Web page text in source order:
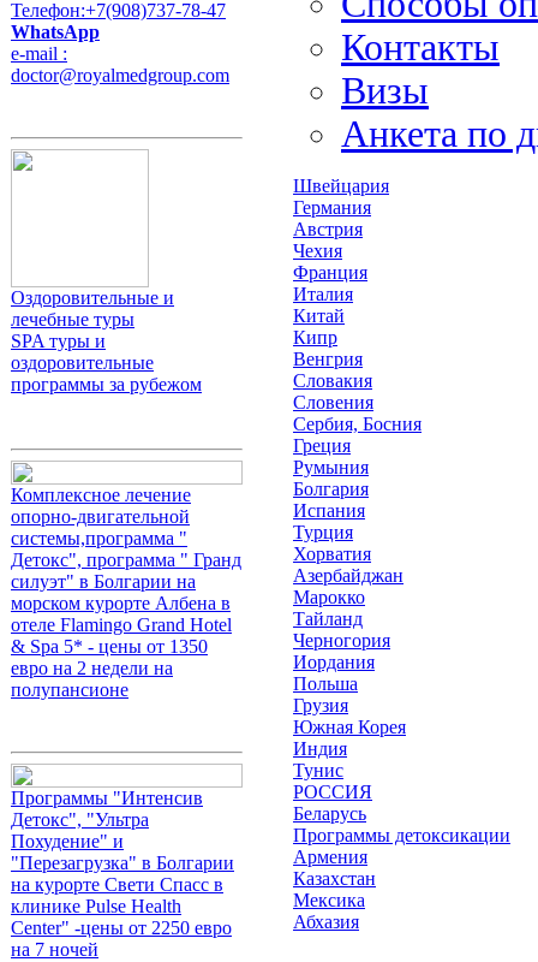
Телефон:+7(908)737-78-47
WhatsApp
e-mail :
doctor@royalmedgroup.com
Оздоровительные и
лечебные туры
SPA туры и
оздоровительные
программы за рубежом
Комплексное лечение
опорно-двигательной
системы,программа "
Детокс", программа " Гранд
силуэт" в Болгарии на
морском курорте Албена в
отеле Flamingo Grand Hotel
& Spa 5* - цены от 1350
евро на 2 недели на
полупансионе
Программы "Интенсив
Детокс", "Ультра
Похудение" и
"Перезагрузка" в Болгарии
на курорте Свети Спасс в
клинике Pulse Health
Center" -цены от 2250 евро
на 7 ночей
Контакты
Визы
Анкета по
Швейцария
Германия
Австрия
Чехия
Франция
Италия
Китай
Кипр
Венгрия
Словакия
Словения
Сербия, Босния
Греция
Румыния
Болгария
Испания
Турция
Хорватия
Азербайджан
Марокко
Тайланд
Черногория
Иордания
Польша
Грузия
Южная Корея
Индия
Тунис
РОССИЯ
Беларусь
Программы детоксикации
Армения
Казахстан
Мексика
Абхазия